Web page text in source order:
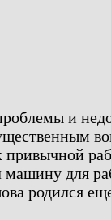
и
для
родился